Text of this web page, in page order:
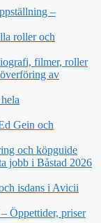
–
roller och
filmer, roller
av
Gein och
och köpguide
jobb i Båstad 2026
isdans i Avicii
Öppettider, priser